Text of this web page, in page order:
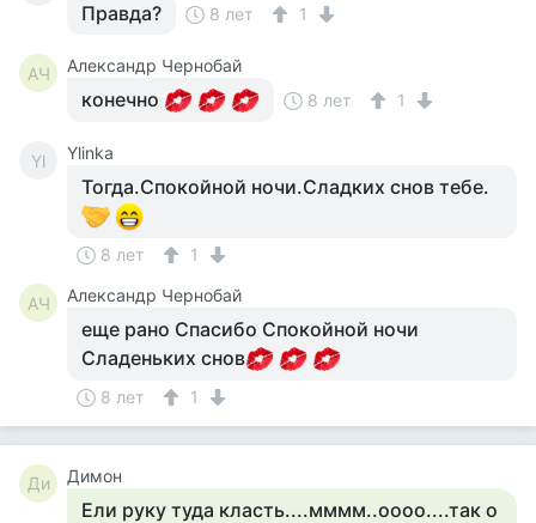
Правда? 8 лет 1
АЧ Александр Чернобай
конечно 8 лет 1
Yl Ylinka
Тогда.Спокойной ночи.Сладких снов тебе.
8 лет 1
АЧ Александр Чернобай
еще рано Спасибо Спокойной ночи
Сладеньких снов
8 лет 1
Ди Димон
Ели руку туда класть....мммм..оооо....так о